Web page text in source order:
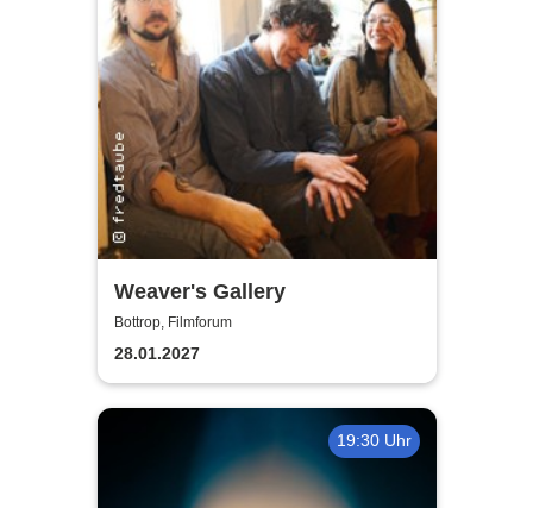
Weaver's Gallery
Bottrop, Filmforum
28.01.2027
19:30 Uhr